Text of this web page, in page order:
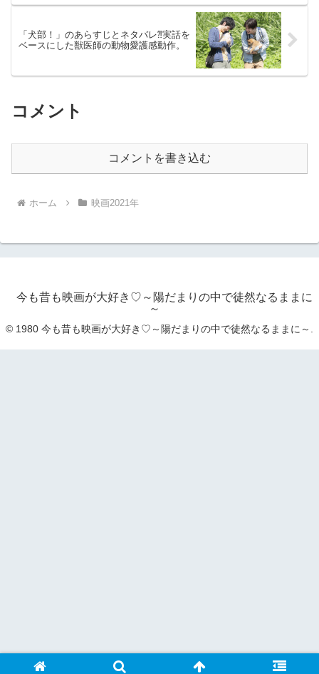
「犬部！」のあらすじとネタバレ⁈実話を
ベースにした獣医師の動物愛護感動作。
コメント
コメントを書き込む
ホーム 映画2021年
今も昔も映画が大好き♡～陽だまりの中で徒然なるままに
～
© 1980 今も昔も映画が大好き♡～陽だまりの中で徒然なるままに～.